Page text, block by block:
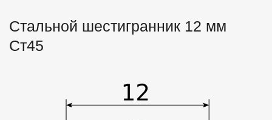
Доставка и оплата
Стальной шестигранник 12 мм
Ст45